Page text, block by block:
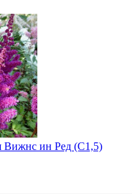
Вижнс ин Ред (С1,5)